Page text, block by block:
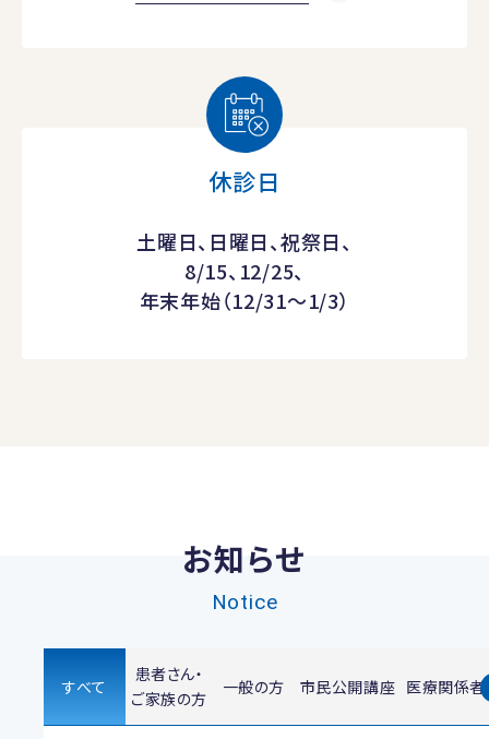
休診日
土曜日、日曜日、祝祭日、
8/15、12/25、
年末年始（12/31～1/3）
お知らせ
Notice
すべて
患者さん・
ご家族の方
一般の方 市民公開講座 医療関係